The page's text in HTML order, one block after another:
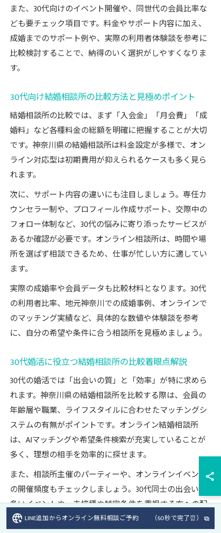
また、30代向けのイベント開催や、同世代の会員比率な
ども要チェック項目です。料金やサポート内容に加え、
成婚までのサポート例や、実際の利用者体験談を参考に
比較検討することで、納得のいく選択がしやすくなりま
す。
30代向け結婚相談所の比較方法と見極めポイント
結婚相談所の比較では、まず「入会金」「月会費」「成
婚料」など各種料金の総額を明確に把握することが大切
です。神奈川県の結婚相談所は料金設定が多様で、オン
ライン対応型は初期費用が抑えられるケースも多く見ら
れます。
次に、サポート内容の違いにも注目しましょう。専任カ
ウンセラー制や、プロフィール作成サポート、交際中の
フォロー体制など、30代の悩みに寄り添ったサービスが
あるか確認が必要です。オンライン相談所は、時間や場
所を選ばず相談できるため、仕事が忙しい方に適してい
ます。
実際の成婚率や会員データも比較材料となります。30代
の利用者比率、地元神奈川での成婚事例、オンラインで
のマッチング実績など、具体的な数値や体験談を参考
に、自分の希望や条件に合う相談所を見極めましょう。
30代婚活に役立つ結婚相談所の比較着眼点解説
30代の婚活では「出会いの質」と「効率」が特に求めら
れます。神奈川県の結婚相談所を比較する際は、会員の
年齢層や職業、ライフスタイルに合わせたマッチングシ
ステムの有無がポイントです。オンライン結婚相談所
は、AIマッチングや希望条件検索が充実していることが
多く、理想の相手を効率的に探せます。
また、相談所主催のパーティーや、オンラインイベント
の開催頻度もチェックしましょう。30代同士の出会いが
多いイベントや、未接種や特定条件を重視する方への配
慮など、利用者目線のサービスがあるかが重要です。
LINE追加からオンライン無料相談ご予約 （60秒で完了⏰）